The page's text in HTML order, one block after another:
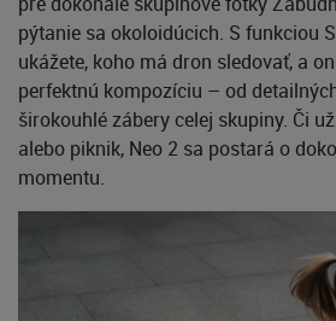
pýtanie sa okoloidúcich. S funkciou
ukážete, koho má dron sledovať, a
perfektnú kompozíciu – od
širokouhlé zábery celej skupiny. Či
alebo piknik, Neo 2 sa postará o
momentu.